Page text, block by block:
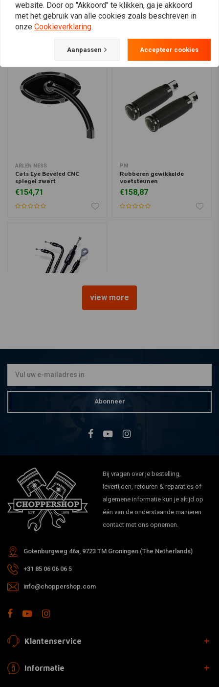
View more
ARLEN NESS
Cats Eye Beveled CNC
spiegel zwart
€154,71
PM
Rubberen gewikkelde
voetsteunen
€158,87
/ 88-95 XL
view more
Abonneer
Bij vragen over je bestelling,
levertijden, retouren & reparaties of
algemene informatie kun je altijd op
één van de onderstaande manieren
contact met ons opnemen.
Gotenburgweg 46a, 9723 TM Groningen (The Netherlands)
+31 85 06 06 06 5
info@choppershop.com
Klantenservice
Informatie
website. Door op "Akkoord" te klikken, ga je akkoord
met het gebruik van alle cookies zoals beschreven in
onze Cookieverklaring.
Aanpassen Accepteer cookies